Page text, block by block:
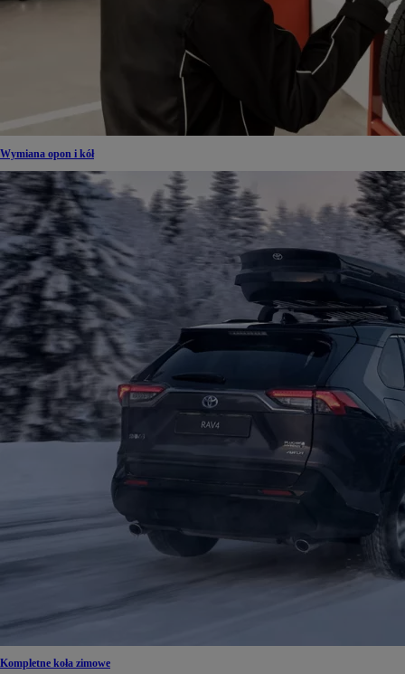
Wymiana opon i kół
Kompletne koła zimowe